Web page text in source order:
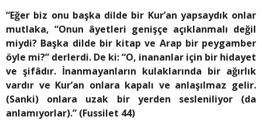
“Eğer biz onu başka dilde bir Kur’an yapsaydık onlar
mutlaka, “Onun âyetleri genişçe açıklanmalı değil
miydi? Başka dilde bir kitap ve Arap bir peygamber
öyle mi?” derlerdi. De ki: “O, inananlar için bir hidayet
ve şifâdır. İnanmayanların kulaklarında bir ağırlık
vardır ve Kur’an onlara kapalı ve anlaşılmaz gelir.
(Sanki) onlara uzak bir yerden sesleniliyor (da
anlamıyorlar).” (Fussilet 44)